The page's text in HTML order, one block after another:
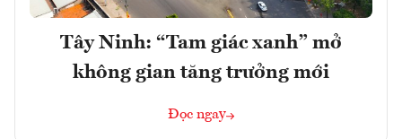
Tây Ninh: “Tam giác xanh” mở
không gian tăng trưởng mới
Đọc ngay